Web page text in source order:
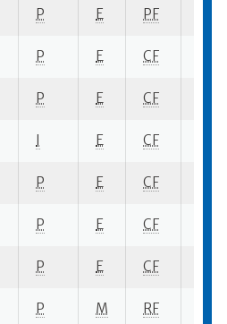
P E PF
P E CF
P E CF
I E CF
P E CF
P E CF
P E CF
P M RF